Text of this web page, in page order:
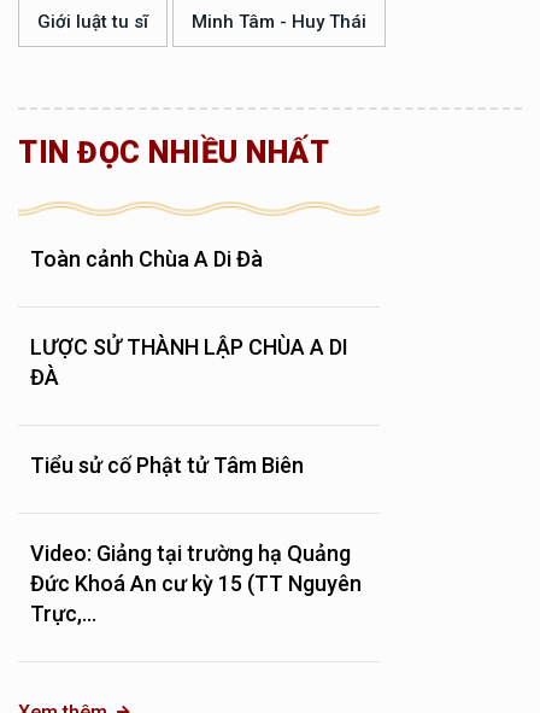
Giới luật tu sĩ Minh Tâm - Huy Thái
TIN ĐỌC NHIỀU NHẤT
Toàn cảnh Chùa A Di Đà
LƯỢC SỬ THÀNH LẬP CHÙA A DI
ĐÀ
Tiểu sử cố Phật tử Tâm Biên
Video: Giảng tại trường hạ Quảng
Đức Khoá An cư kỳ 15 (TT Nguyên
Trực,...